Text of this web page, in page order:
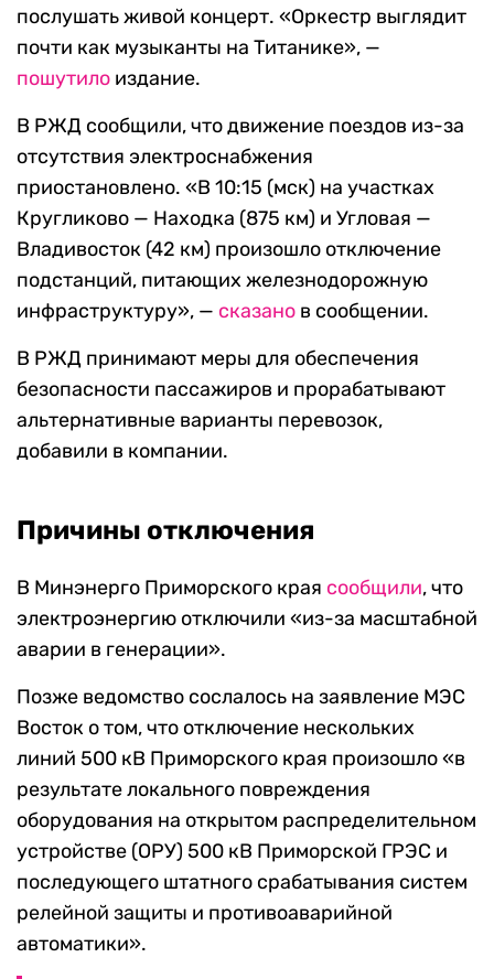
послушать живой концерт. «Оркестр выглядит
почти как музыканты на Титанике», —
пошутило издание.
В РЖД сообщили, что движение поездов из-за
отсутствия электроснабжения
приостановлено. «В 10:15 (мск) на участках
Кругликово — Находка (875 км) и Угловая —
Владивосток (42 км) произошло отключение
подстанций, питающих железнодорожную
инфраструктуру», — сказано в сообщении.
В РЖД принимают меры для обеспечения
безопасности пассажиров и прорабатывают
альтернативные варианты перевозок,
добавили в компании.
Причины отключения
В Минэнерго Приморского края сообщили, что
электроэнергию отключили «из-за масштабной
аварии в генерации».
Позже ведомство сослалось на заявление МЭС
Восток о том, что отключение нескольких
линий 500 кВ Приморского края произошло «в
результате локального повреждения
оборудования на открытом распределительном
устройстве (ОРУ) 500 кВ Приморской ГРЭС и
последующего штатного срабатывания систем
релейной защиты и противоаварийной
автоматики».